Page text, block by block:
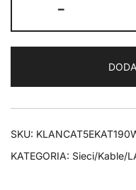
-
SKU:
KATEGORIA: Sieci/Kable/